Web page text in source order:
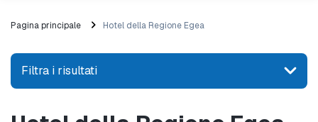
Pagina principale Hotel della Regione Egea
Filtra i risultati